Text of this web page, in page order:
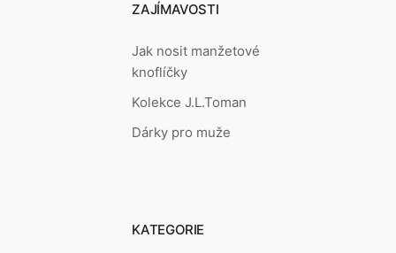
ZAJÍMAVOSTI
Jak nosit manžetové
knoflíčky
Kolekce J.L.Toman
Dárky pro muže
KATEGORIE